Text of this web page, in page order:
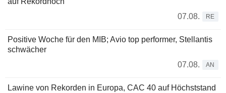
07.08.
RE
Positive Woche für den MIB; Avio top performer, Stellantis
schwächer
07.08.
AN
Lawine von Rekorden in Europa, CAC 40 auf Höchststand